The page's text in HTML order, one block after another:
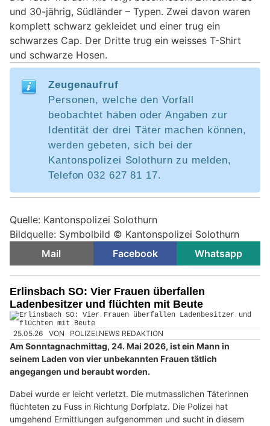
und 30-jährig, Südländer – Typen. Zwei davon waren
komplett schwarz gekleidet und einer trug ein
schwarzes Cap. Der Dritte trug ein weisses T-Shirt
und schwarze Hosen.
Zeugenaufruf
Personen, welche den Vorfall
beobachtet haben oder Angaben zur
Identität der drei Täter machen können,
werden gebeten, sich bei der
Kantonspolizei Solothurn zu melden,
Telefon 032 627 81 17.
Quelle: Kantonspolizei Solothurn
Bildquelle: Symbolbild © Kantonspolizei Solothurn
Mail
Facebook Whatsapp
Erlinsbach SO: Vier Frauen überfallen
Ladenbesitzer und flüchten mit Beute
25.05.26 VON POLIZEI.NEWS REDAKTION
Am Sonntagnachmittag, 24. Mai 2026, ist ein Mann in
seinem Laden von vier unbekannten Frauen tätlich
angegangen und beraubt worden.
Dabei wurde er leicht verletzt. Die mutmasslichen Täterinnen
flüchteten zu Fuss in Richtung Dorfplatz. Die Polizei hat
umgehend Ermittlungen aufgenommen und sucht in diesem